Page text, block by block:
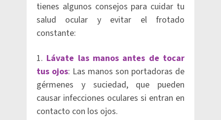
tienes algunos consejos para cuidar tu
salud ocular y evitar el frotado
constante:
1. Lávate las manos antes de tocar
tus ojos: Las manos son portadoras de
gérmenes y suciedad, que pueden
causar infecciones oculares si entran en
contacto con los ojos.